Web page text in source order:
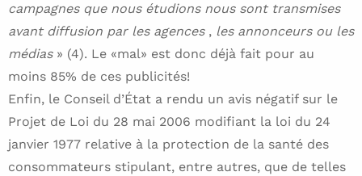
campagnes que nous étudions nous sont transmises
avant diffusion par les agences , les annonceurs ou les
médias » (4). Le «mal» est donc déjà fait pour au
moins 85% de ces publicités!
Enfin, le Conseil d’État a rendu un avis négatif sur le
Projet de Loi du 28 mai 2006 modifiant la loi du 24
janvier 1977 relative à la protection de la santé des
consommateurs stipulant, entre autres, que de telles